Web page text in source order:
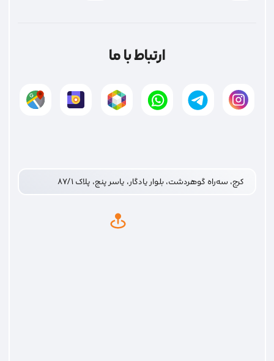
ارتباط با ما
کرج، سه‌راه گوهردشت، بلوار یادگار، یاسر پنج، پلاک ۸۷/۱